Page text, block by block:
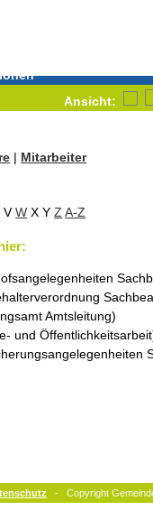
Ansicht:
| Mitarbeiter
V W X Y Z A-Z
Amtsleitung)
und Öffentlichkeitsarbeit
- Copyright